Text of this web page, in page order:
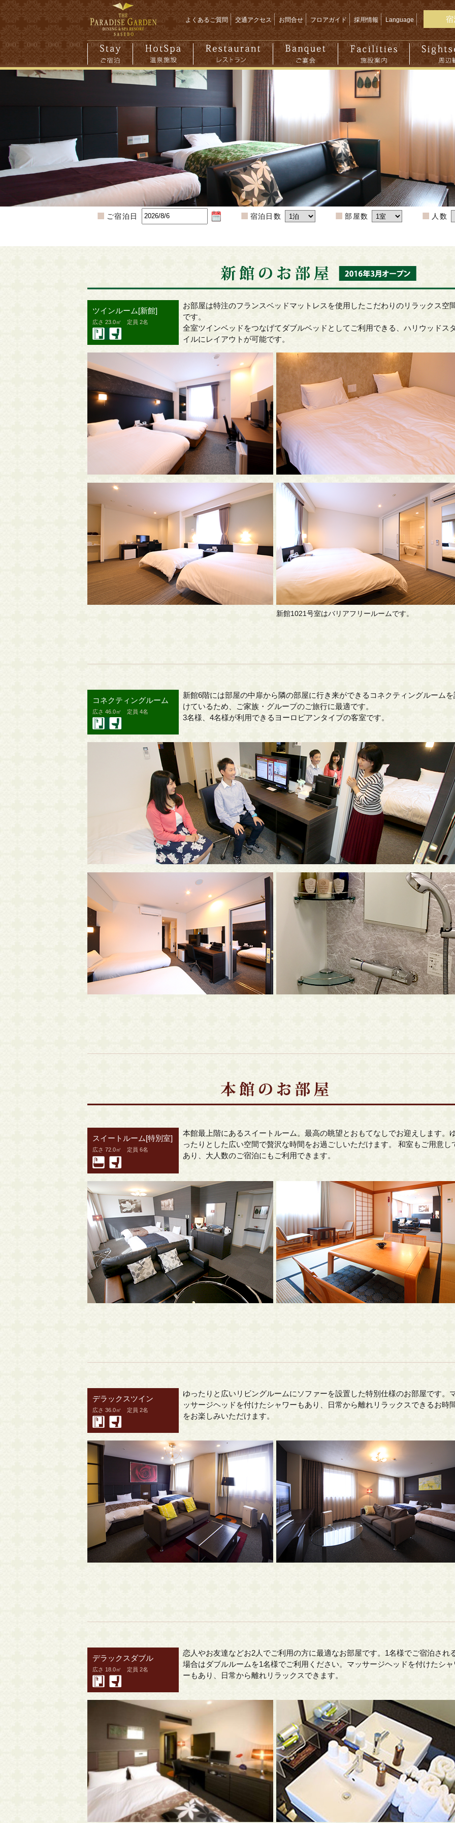
よくあるご質問 交通アクセス お問合せ フロアガイド 採用情報 Language 宿
ご宿泊日 宿泊日数 部屋数 人数
ツインルーム[新館]
広さ 23.0㎡ 定員 2名
お部屋は特注のフランスベッドマットレスを使用したこだわりのリラックス空
です。
全室ツインベッドをつなげてダブルベッドとしてご利用できる、ハリウッドス
イルにレイアウトが可能です。
新館1021号室はバリアフリールームです。
コネクティングルーム
広さ 46.0㎡ 定員 4名
新館6階には部屋の中扉から隣の部屋に行き来ができるコネクティングルームを
けているため、ご家族・グループのご旅行に最適です。
3名様、4名様が利用できるヨーロピアンタイプの客室です。
スイートルーム[特別室]
広さ 72.0㎡ 定員 6名
本館最上階にあるスイートルーム。最高の眺望とおもてなしでお迎えします。
ったりとした広い空間で贅沢な時間をお過ごしいただけます。 和室もご用意し
あり、大人数のご宿泊にもご利用できます。
デラックスツイン
広さ 36.0㎡ 定員 2名
ゆったりと広いリビングルームにソファーを設置した特別仕様のお部屋です。
ッサージヘッドを付けたシャワーもあり、日常から離れリラックスできるお時
をお楽しみいただけます。
デラックスダブル
広さ 18.0㎡ 定員 2名
恋人やお友達などお2人でご利用の方に最適なお部屋です。1名様でご宿泊され
場合はダブルルームを1名様でご利用ください。マッサージヘッドを付けたシャ
ーもあり、日常から離れリラックスできます。